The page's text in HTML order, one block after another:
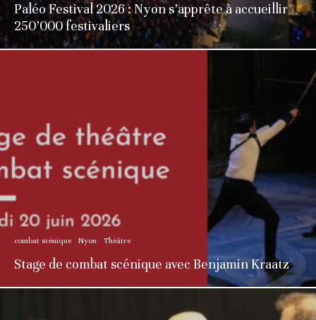
Paléo Festival 2026 : Nyon s’apprête à accueillir
250’000 festivaliers
combat scénique Nyon Théâtre
Stage de combat scénique avec Benjamin Kraatz